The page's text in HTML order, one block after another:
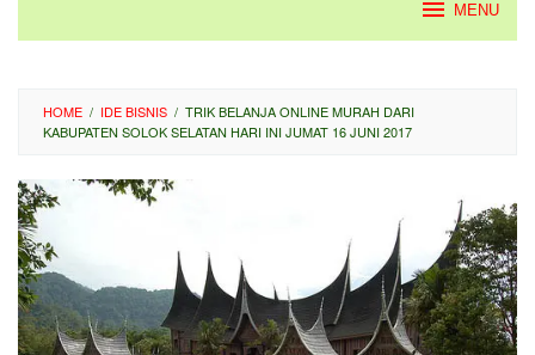
MENU
HOME / IDE BISNIS / TRIK BELANJA ONLINE MURAH DARI
KABUPATEN SOLOK SELATAN HARI INI JUMAT 16 JUNI 2017